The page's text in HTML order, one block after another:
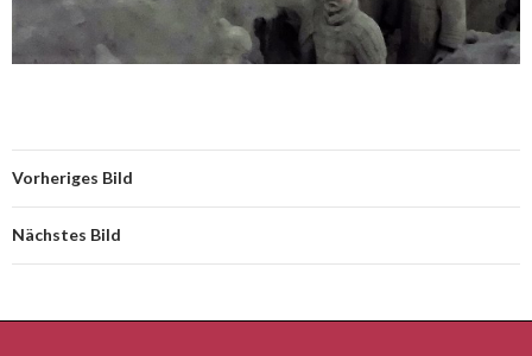
Vorheriges Bild
Nächstes Bild